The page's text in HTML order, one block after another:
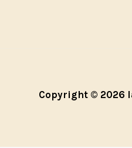
Copyright © 2026